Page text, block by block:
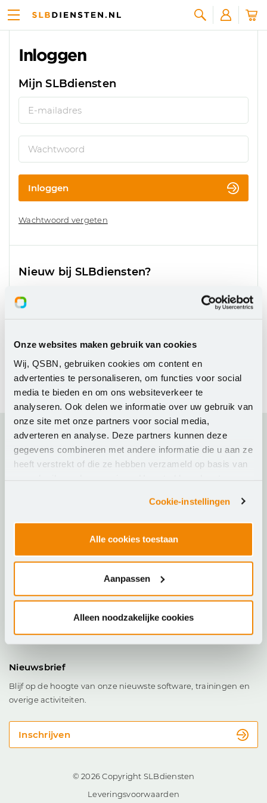
Onze websites maken gebruik van cookies
Wij, QSBN, gebruiken cookies om content en
advertenties te personaliseren, om functies voor social
media te bieden en om ons websiteverkeer te
analyseren. Ook delen we informatie over uw gebruik van
onze site met onze partners voor social media,
adverteren en analyse. Deze partners kunnen deze
gegevens combineren met andere informatie die u aan ze
heeft verstrekt of die ze hebben verzameld op basis van
Cookie-instellingen
Alle cookies toestaan
Aanpassen
Alleen noodzakelijke cookies
Zoeken
Inloggen
Mijn SLBdiensten
Inloggen
Wachtwoord vergeten
Nieuw bij SLBdiensten?
Prijzen van licentieovereenkomsten bekijken
Overeenkomsten aanvragen en bijbestellen
Ons aanbod
Trainen & Certificeren
Kenniskring ICT & Onderwijs
Nieuwsbrief
Blijf op de hoogte van onze nieuwste software, trainingen en
overige activiteiten.
Inschrijven
© 2026 Copyright SLBdiensten
Leveringsvoorwaarden